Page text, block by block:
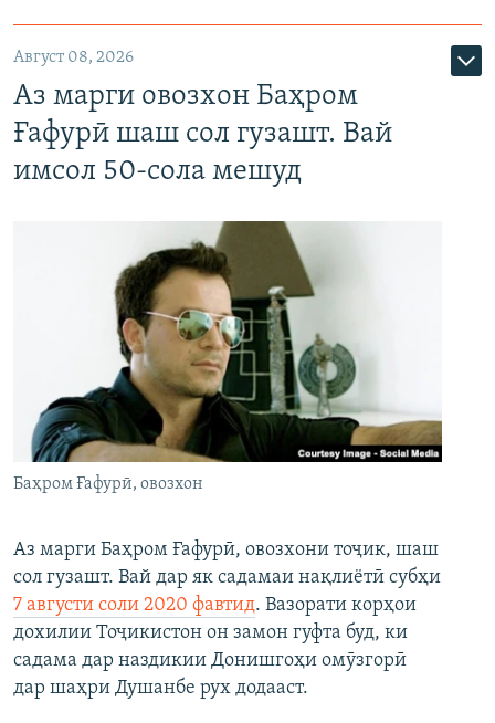
Август 08, 2026
Аз марги овозхон Баҳром
Ғафурӣ шаш сол гузашт. Вай
имсол 50-сола мешуд
Баҳром Ғафурӣ, овозхон
Аз марги Баҳром Ғафурӣ, овозхони тоҷик, шаш
сол гузашт. Вай дар як садамаи нақлиётӣ субҳи
7 августи соли 2020 фавтид. Вазорати корҳои
дохилии Тоҷикистон он замон гуфта буд, ки
садама дар наздикии Донишгоҳи омӯзгорӣ
дар шаҳри Душанбе рух додааст.